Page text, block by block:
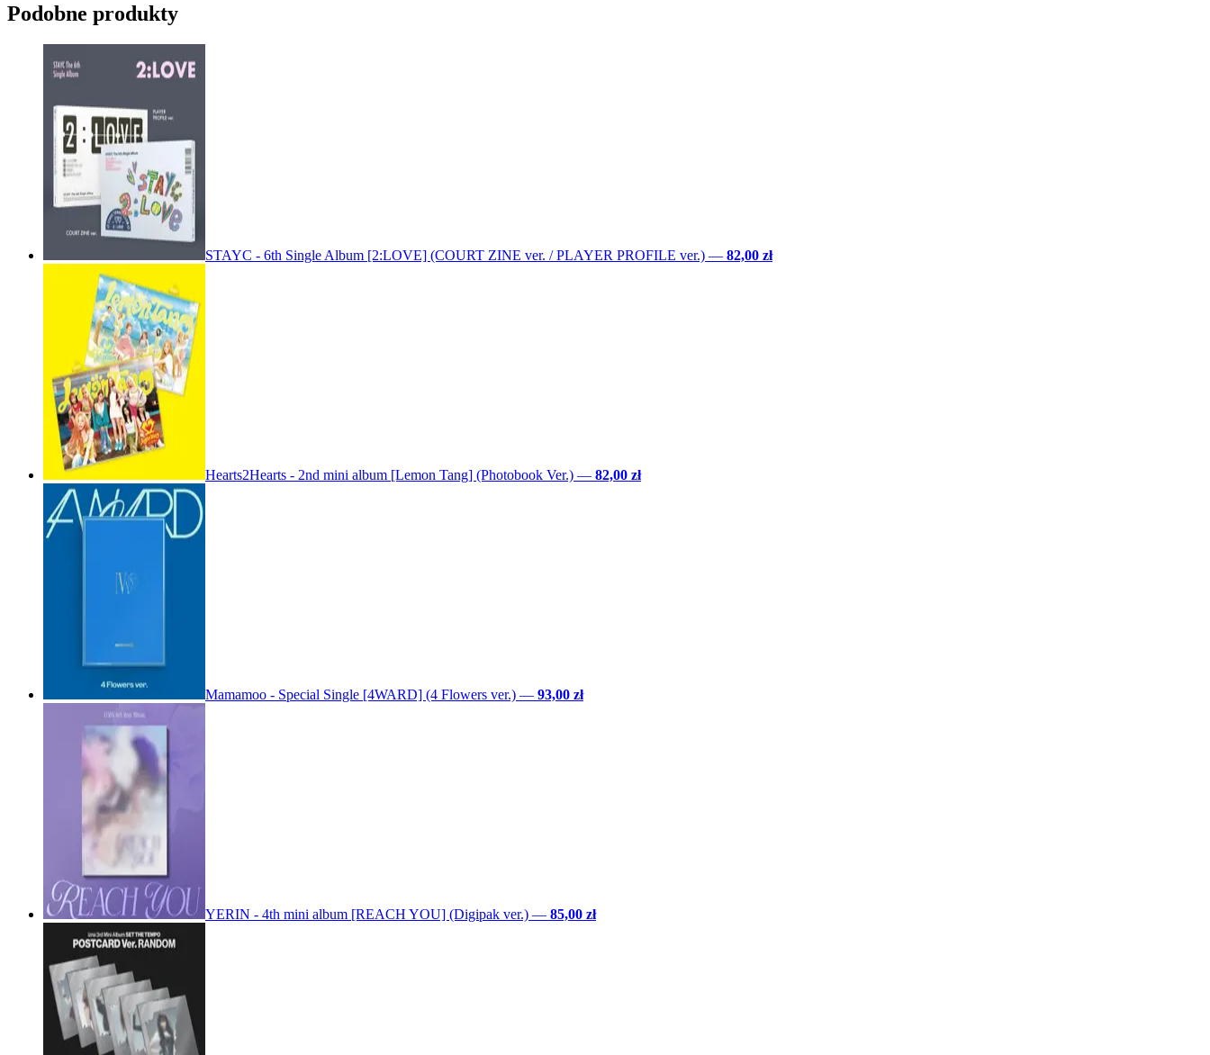
Podobne produkty
STAYC - 6th Single Album [2:LOVE] (COURT ZINE ver. / PLAYER PROFILE ver.) — 82,00 zł
Hearts2Hearts - 2nd mini album [Lemon Tang] (Photobook Ver.) — 82,00 zł
Mamamoo - Special Single [4WARD] (4 Flowers ver.) — 93,00 zł
YERIN - 4th mini album [REACH YOU] (Digipak ver.) — 85,00 zł